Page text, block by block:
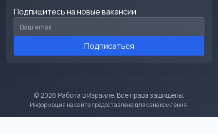
Подпишитесь на новые вакансии
Email для подписки
Подписаться
© 2026 Работа в Израиле. Все права защищены.
Информация на сайте предоставлена для ознакомления.